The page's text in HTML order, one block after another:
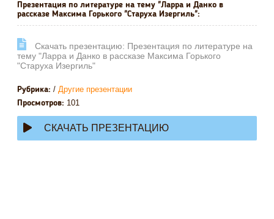
Презентация по литературе на тему "Ларра и Данко в
рассказе Максима Горького "Старуха Изергиль":
Cкачать презентацию: Презентация по литературе на
тему "Ларра и Данко в рассказе Максима Горького
"Старуха Изергиль"
Рубрика: / Другие презентации
Просмотров: 101
СКАЧАТЬ ПРЕЗЕНТАЦИЮ